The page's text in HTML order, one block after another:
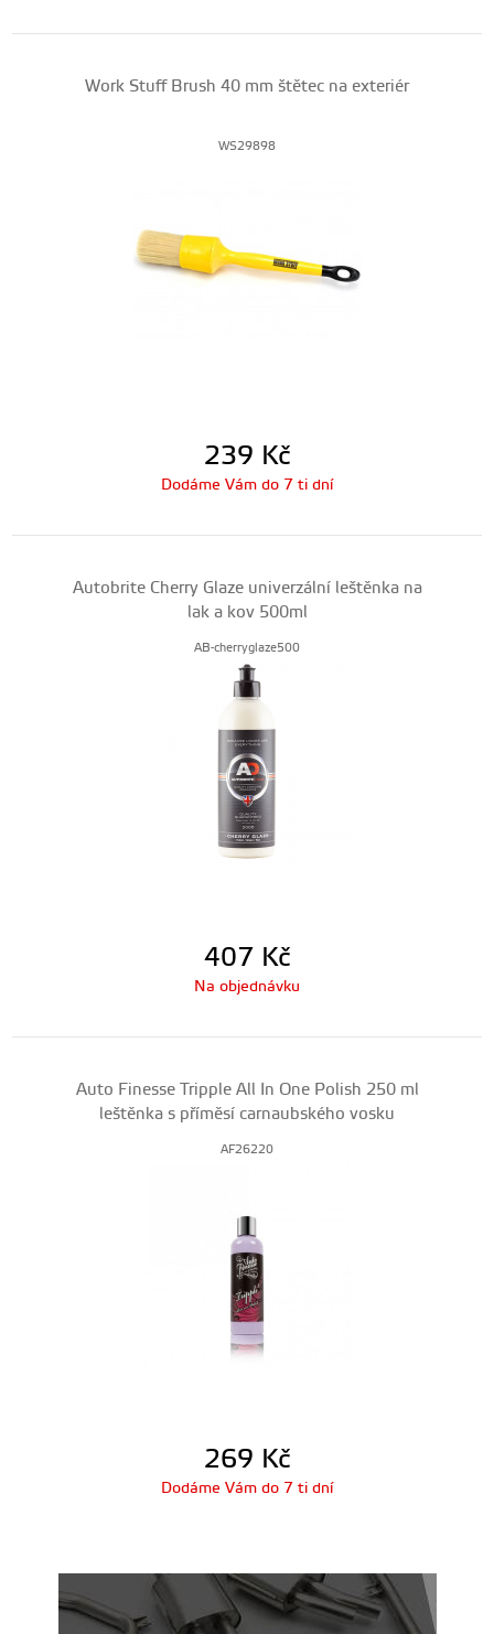
Work Stuff Brush 40 mm štětec na exteriér
WS29898
239 Kč
Dodáme Vám do 7 ti dní
Autobrite Cherry Glaze univerzální leštěnka na
lak a kov 500ml
AB-cherryglaze500
407 Kč
Na objednávku
Auto Finesse Tripple All In One Polish 250 ml
leštěnka s příměsí carnaubského vosku
AF26220
269 Kč
Dodáme Vám do 7 ti dní